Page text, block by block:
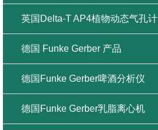
英国Delta-T AP4植物动态气孔计
德国 Funke Gerber 产品
德国Funke Gerber啤酒分析仪
德国Funke Gerber乳脂离心机